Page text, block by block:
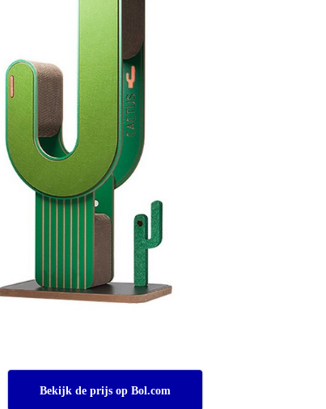
Bekijk de prijs op Bol.com